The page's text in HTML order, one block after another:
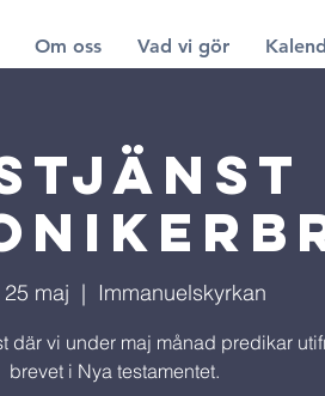
Om oss Vad vi gör
maj
  |
Immanuelskyrkan
där vi under maj månad predikar
brevet i Nya testamentet.